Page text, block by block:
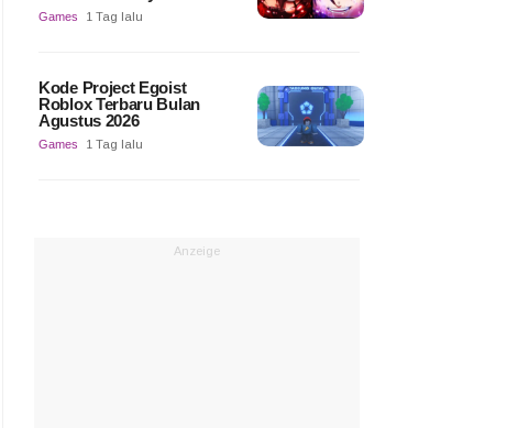
Games 1 Tag lalu
Kode Project Egoist
Roblox Terbaru Bulan
Agustus 2026
Games 1 Tag lalu
Anzeige